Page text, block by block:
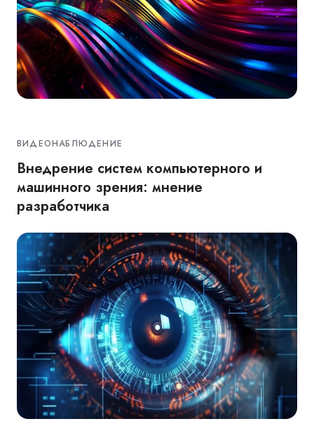
ВИДЕОНАБЛЮДЕНИЕ
Внедрение систем компьютерного и
машинного зрения: мнение
разработчика